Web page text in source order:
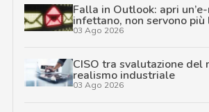
Falla in Outlook: apri
infettano, non servono
03 Ago 2026
CISO tra svalutazione del
realismo industriale
03 Ago 2026